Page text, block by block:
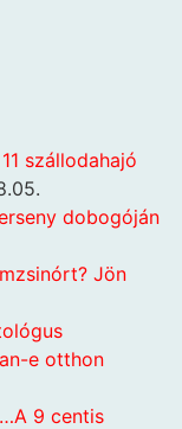
szállodahajó
dobogóján
Jön
e otthon
9 centis